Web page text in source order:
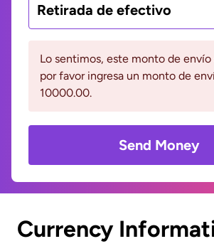
Retirada de efectivo
Lo sentimos, este monto de envío
por favor ingresa un monto de
10000.00.
Send Money
Currency